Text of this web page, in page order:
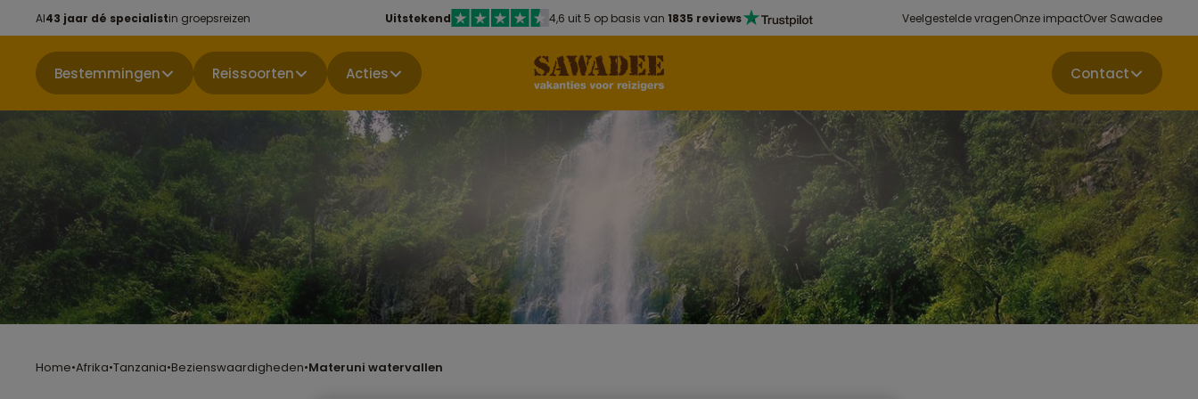
Al43 jaar dé specialistin groepsreizen Uitstekend 4,6 uit 5 op basis van 1835 reviews Veelgestelde vragenOnze impactOver Sawadee
Bestemmingen Reissoorten Acties Contact
Home•Afrika•Tanzania•Bezienswaardigheden•Materuni watervallen